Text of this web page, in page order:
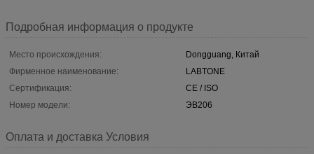
Подробная информация о продукте
Место происхождения:
Dongguang, Китай
Фирменное наименование:
LABTONE
Сертификация:
CE / ISO
Номер модели:
ЭВ206
Оплата и доставка Условия